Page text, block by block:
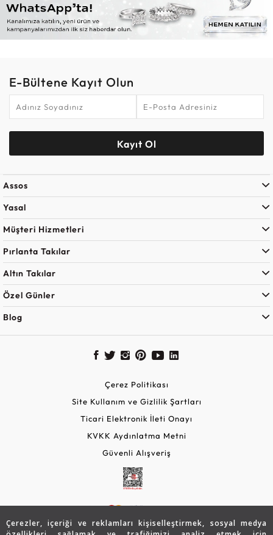
Çerezler, içeriği ve reklamları kişiselleştirmek, sosyal medya
E-Bültene Kayıt Olun
Kayıt Ol
Assos
Yasal
Müşteri Hizmetleri
Pırlanta Takılar
Altın Takılar
Özel Günler
Blog
Çerez Politikası
Site Kullanım ve Gizlilik Şartları
Ticari Elektronik İleti Onayı
KVKK Aydınlatma Metni
Güvenli Alışveriş